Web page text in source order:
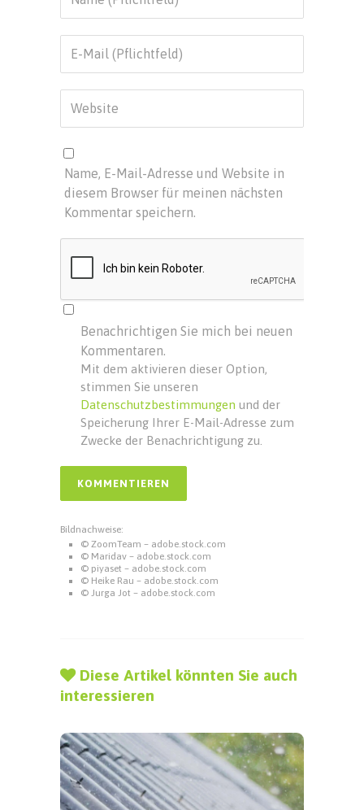
Name, E-Mail-Adresse und Website in
diesem Browser für meinen nächsten
Kommentar speichern.
Benachrichtigen Sie mich bei neuen
Kommentaren.
Mit dem aktivieren dieser Option,
stimmen Sie unseren
Datenschutzbestimmungen und der
Speicherung Ihrer E-Mail-Adresse zum
Zwecke der Benachrichtigung zu.
Bildnachweise:
© ZoomTeam – adobe.stock.com
© Maridav – adobe.stock.com
© piyaset – adobe.stock.com
© Heike Rau – adobe.stock.com
© Jurga Jot – adobe.stock.com
Diese Artikel könnten Sie auch
interessieren